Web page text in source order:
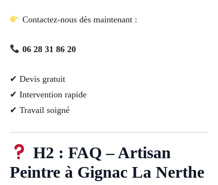
Contactez-nous dès maintenant :
06 28 31 86 20
✔ Devis gratuit
✔ Intervention rapide
✔ Travail soigné
H2 : FAQ – Artisan
Peintre à Gignac La Nerthe